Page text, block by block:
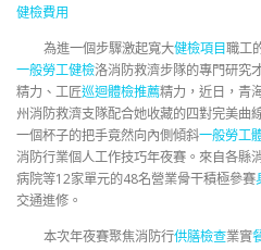
健檢費用
為進一個步驟激起寬大健檢項目職工
一般勞工健檢洛消防救濟步隊的專門研究
精力、工匠巡迴體檢推薦精力，近日，青
州消防救濟支隊配合她收藏的四對完美曲
一個杯子的把手竟然向內側傾斜一般勞工
消防行業個人工作技巧年夜賽。來自各縣
病院等12家單元的48名營業骨干積極參賽
交通進修。
本次年夜賽聚焦消防行供膳檢查業實